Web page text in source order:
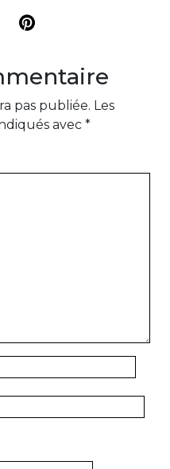
pas publiée. Les
avec *